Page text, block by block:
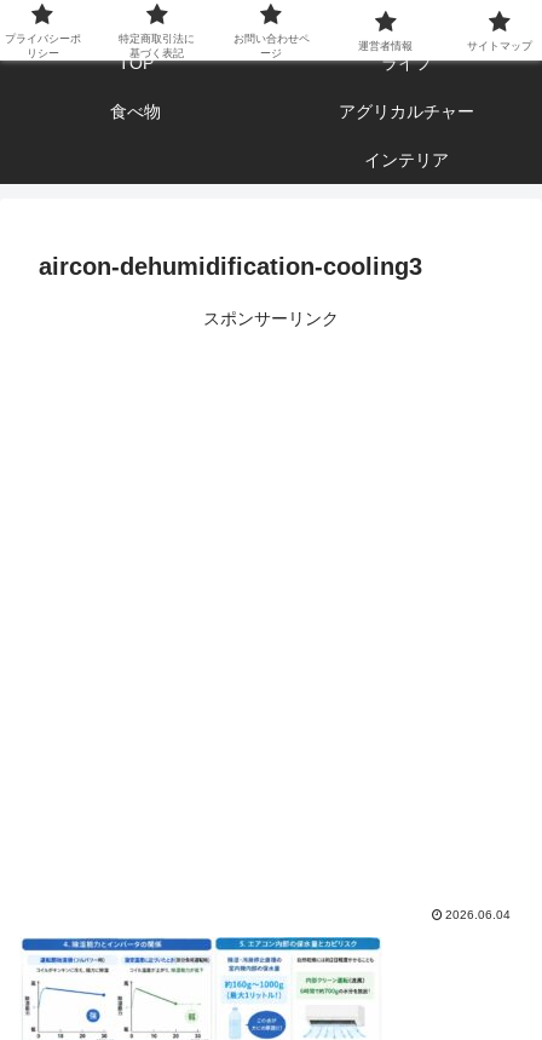
エンジョイ ブログライフ
TOP ライフ
食べ物 アグリカルチャー
インテリア
aircon-dehumidification-cooling3
スポンサーリンク
2026.06.04
プライバシーポ
リシー
特定商取引法に
基づく表記
お問い合わせペ
ージ
運営者情報 サイトマップ